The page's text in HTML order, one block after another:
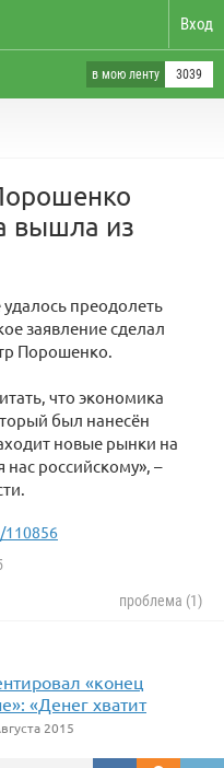
Вход
в мою ленту 3039
вышла из
преодолеть
заявление сделал
Порошенко.
что экономика
был нанесён
новые рынки на
российскому», –
110856
проблема (1)
«конец
«Денег хватит
2015